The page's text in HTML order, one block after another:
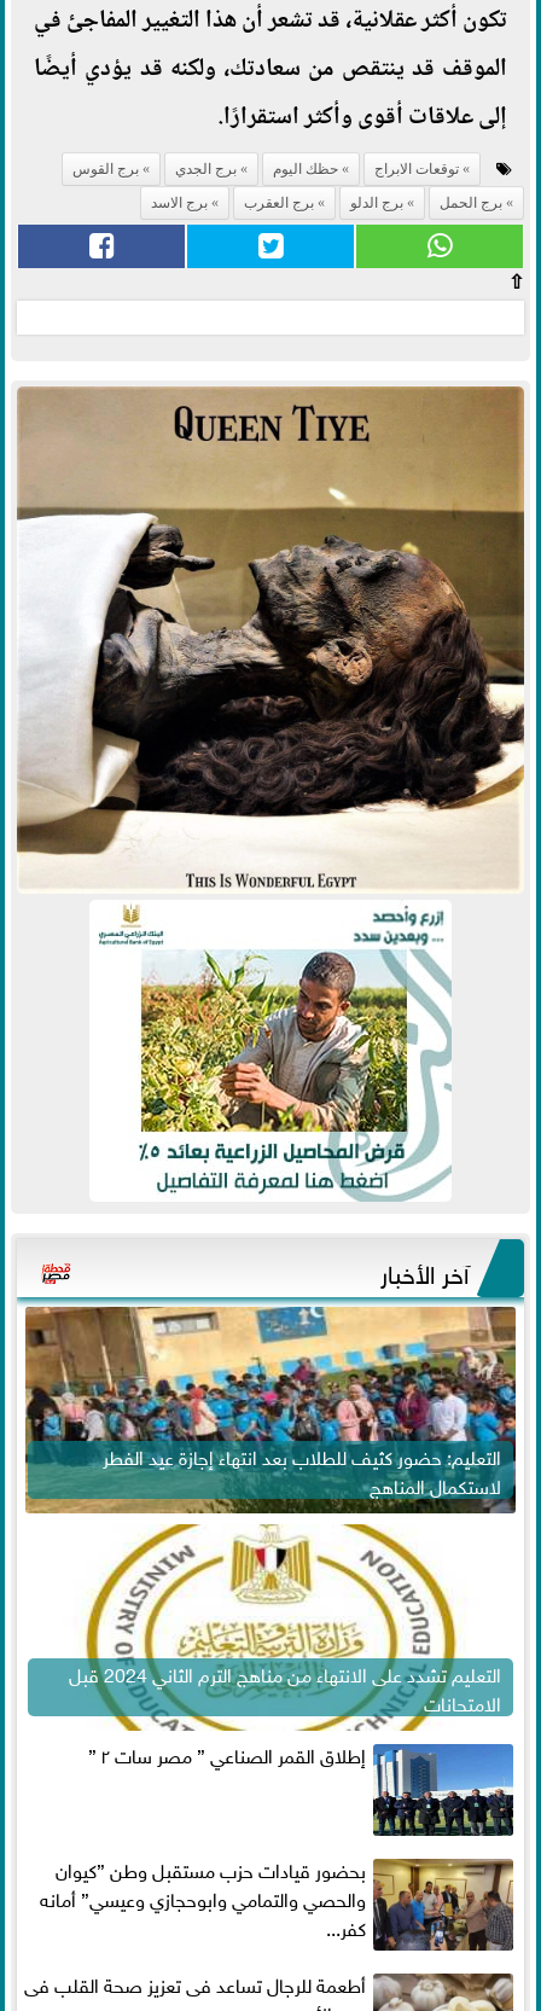
تكون أكثر عقلانية، قد تشعر أن هذا التغيير المفاجئ في
الموقف قد ينتقص من سعادتك، ولكنه قد يؤدي أيضًا
إلى علاقات أقوى وأكثر استقرارًا.
توقعات الابراج حظك اليوم برج الجدي
برج القوس
برج الحمل
برج الدلو برج العقرب برج الاسد
⇧
آخر الأخبار
التعليم: حضور كثيف للطلاب بعد انتهاء إجازة عيد الفطر
لاستكمال المناهج
التعليم تشدد على الانتهاء من مناهج الترم الثاني 2024 قبل
الامتحانات
إطلاق القمر الصناعي ” مصر سات ٢ ”
بحضور قيادات حزب مستقبل وطن ”كيوان
والحصي والتمامي وابوحجازي وعيسي” أمانه
كفر...
أطعمة للرجال تساعد فى تعزيز صحة القلب فى